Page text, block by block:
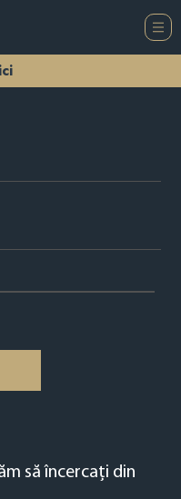
să încercați din